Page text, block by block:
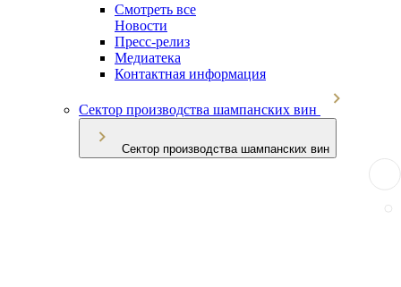
Смотреть все
Новости
Пресс-релиз
Медиатека
Контактная информация
Сектор производства шампанских вин
Сектор производства шампанских вин